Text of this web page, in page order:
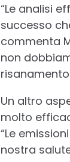
“Le analisi
successo
commenta
non
Un altro
molto
“Le
nostra